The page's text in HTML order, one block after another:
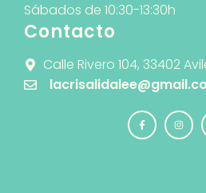
Sábados de 10:30-13:30h
Contacto
Calle Rivero 104, 33402